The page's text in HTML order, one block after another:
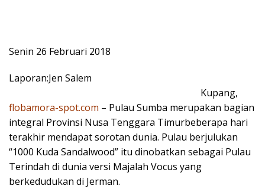
Senin 26 Februari 2018
Laporan:Jen Salem
Kupang,
flobamora-spot.com – Pulau Sumba merupakan bagian
integral Provinsi Nusa Tenggara Timurbeberapa hari
terakhir mendapat sorotan dunia. Pulau berjulukan
“1000 Kuda Sandalwood” itu dinobatkan sebagai Pulau
Terindah di dunia versi Majalah Vocus yang
berkedudukan di Jerman.